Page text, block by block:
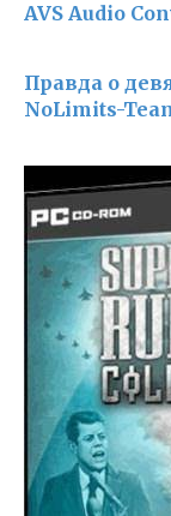
AVS Audio
Правда о
NoLimits-